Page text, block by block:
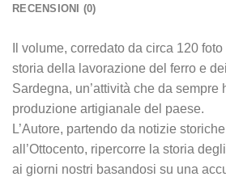
RECENSIONI (0)
Il volume, corredato da circa 120
storia della lavorazione del ferro e
Sardegna, un’attività che da sempre
produzione artigianale del paese.
L’Autore, partendo da notizie
all’Ottocento, ripercorre la storia
ai giorni nostri basandosi su una